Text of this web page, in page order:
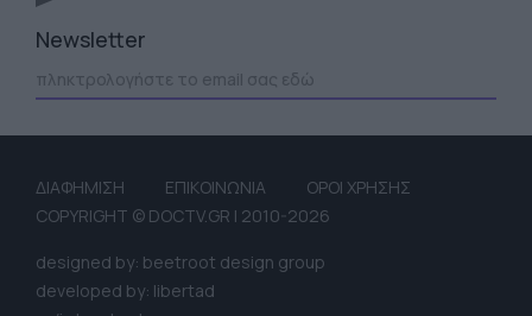
Newsletter
ΔΙΑΦΗΜΙΣΗ ΕΠΙΚΟΙΝΩΝΙΑ
ΟΡΟΙ ΧΡΗΣΗΣ
COPYRIGHT © DOCTV.GR | 2010-2026
designed by: beetroot design group
developed by: libertad